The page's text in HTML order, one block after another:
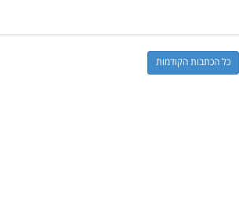
כל הכתבות הקודמות